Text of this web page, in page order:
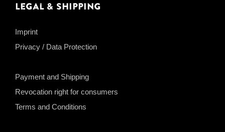
Legal & Shipping
Imprint
Privacy / Data Protection
Payment and Shipping
Revocation right for consumers
Terms and Conditions